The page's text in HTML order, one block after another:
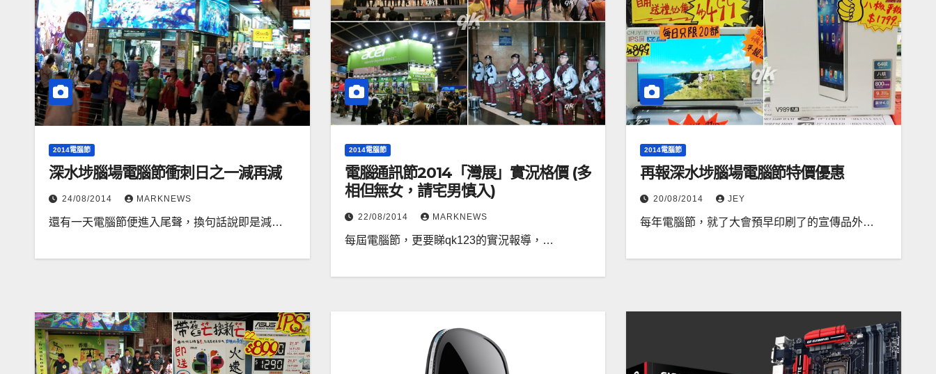
2014電腦節
深水埗腦場電腦節衝刺日之一減再減
24/08/2014 MARKNEWS
還有一天電腦節便進入尾聲，換句話說即是減…
2014電腦節
電腦通訊節2014「灣展」實況格價 (多
相但無女，請宅男慎入)
22/08/2014 MARKNEWS
每屆電腦節，更要睇qk123的實況報導，…
2014電腦節
再報深水埗腦場電腦節特價優惠
20/08/2014 JEY
每年電腦節，就了大會預早印刷了的宣傳品外…